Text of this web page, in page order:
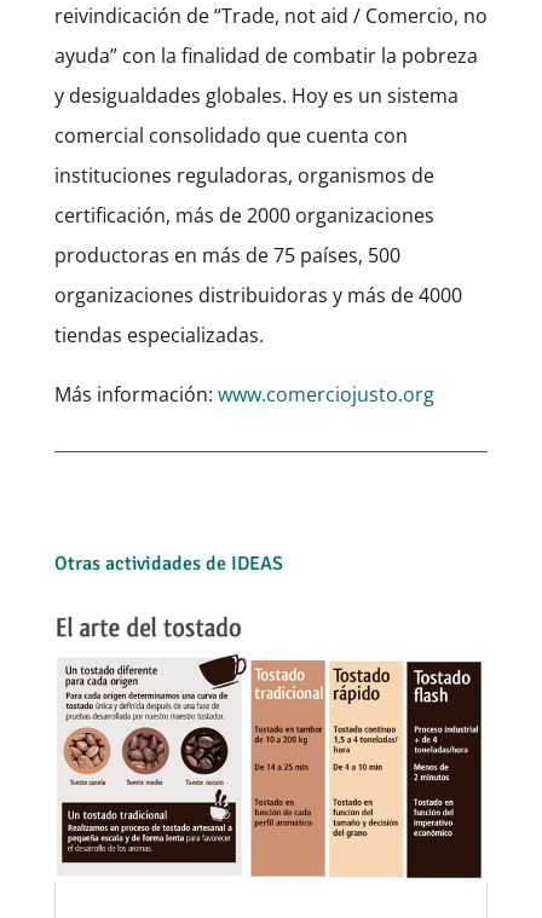
reivindicación de “Trade, not aid / Comercio, no
ayuda” con la finalidad de combatir la pobreza
y desigualdades globales. Hoy es un sistema
comercial consolidado que cuenta con
instituciones reguladoras, organismos de
certificación, más de 2000 organizaciones
productoras en más de 75 países, 500
organizaciones distribuidoras y más de 4000
tiendas especializadas.
Más información: www.comerciojusto.org
Otras actividades de IDEAS